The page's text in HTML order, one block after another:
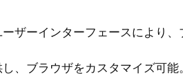
ザーインターフェースにより、
、ブラウザをカスタマイズ可能。